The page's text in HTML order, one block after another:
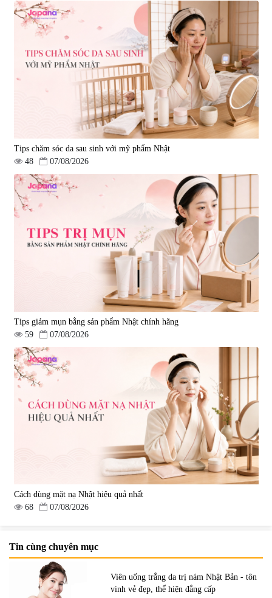
Tips chăm sóc da sau sinh với mỹ phẩm Nhật
48
07/08/2026
Tips giảm mụn bằng sản phẩm Nhật chính hãng
59
07/08/2026
Cách dùng mặt nạ Nhật hiệu quả nhất
68
07/08/2026
Tin cùng chuyên mục
Viên uống trắng da trị nám Nhật Bản - tôn
vinh vẻ đẹp, thể hiện đẳng cấp